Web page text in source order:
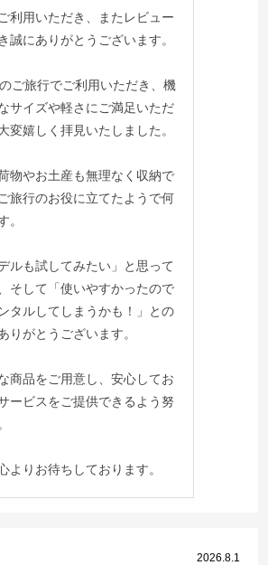
利用いただき、またレビュー
誠にありがとうございます。
ご旅行でご利用いただき、機
サイズや軽さにご満足いただ
変嬉しく拝見いたしました。
物やお土産も無理なく収納で
旅行のお役に立てたようで何
。
ルも試してみたい」と思って
そして「使いやすかったので
タルしてしまうかも！」との
りがとうございます。
商品をご用意し、安心してお
ービスをご提供できるよう努
よりお待ちしております。
2026.8.1